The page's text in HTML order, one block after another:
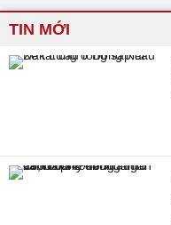
TIN MỚI